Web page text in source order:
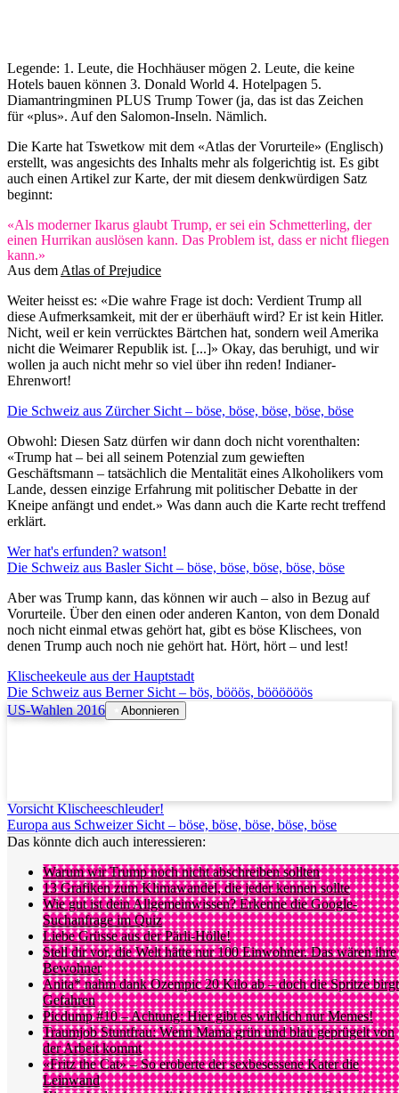
Legende: 1. Leute, die Hochhäuser mögen 2. Leute, die keine
Hotels bauen können 3. Donald World 4. Hotelpagen 5.
Diamantringminen PLUS Trump Tower (ja, das ist das Zeichen
für «plus». Auf den Salomon-Inseln. Nämlich.
Die Karte hat Tswetkow mit dem «Atlas der Vorurteile» (Englisch)
erstellt, was angesichts des Inhalts mehr als folgerichtig ist. Es gibt
auch einen Artikel zur Karte, der mit diesem denkwürdigen Satz
beginnt:
«Als moderner Ikarus glaubt Trump, er sei ein Schmetterling, der
einen Hurrikan auslösen kann. Das Problem ist, dass er nicht fliegen
kann.»
Aus dem Atlas of Prejudice
Weiter heisst es: «Die wahre Frage ist doch: Verdient Trump all
diese Aufmerksamkeit, mit der er überhäuft wird? Er ist kein Hitler.
Nicht, weil er kein verrücktes Bärtchen hat, sondern weil Amerika
nicht die Weimarer Republik ist. [...]» Okay, das beruhigt, und wir
wollen ja auch nicht mehr so viel über ihn reden! Indianer-
Ehrenwort!
Die Schweiz aus Zürcher Sicht – böse, böse, böse, böse, böse
Obwohl: Diesen Satz dürfen wir dann doch nicht vorenthalten:
«Trump hat – bei all seinem Potenzial zum gewieften
Geschäftsmann – tatsächlich die Mentalität eines Alkoholikers vom
Lande, dessen einzige Erfahrung mit politischer Debatte in der
Kneipe anfängt und endet.» Was dann auch die Karte recht treffend
erklärt.
Wer hat's erfunden? watson!
Die Schweiz aus Basler Sicht – böse, böse, böse, böse, böse
Aber was Trump kann, das können wir auch – also in Bezug auf
Vorurteile. Über den einen oder anderen Kanton, von dem Donald
noch nicht einmal etwas gehört hat, gibt es böse Klischees, von
denen Trump auch noch nie gehört hat. Hört, hört – und lest!
Klischeekeule aus der Hauptstadt
Die Schweiz aus Berner Sicht – bös, bööös, böööööös
US-Wahlen 2016
Abonnieren
Vorsicht Klischeeschleuder!
Europa aus Schweizer Sicht – böse, böse, böse, böse, böse
Das könnte dich auch interessieren:
Warum wir Trump noch nicht abschreiben sollten
13 Grafiken zum Klimawandel, die jeder kennen sollte
Wie gut ist dein Allgemeinwissen? Erkenne die Google-
Suchanfrage im Quiz
Liebe Grüsse aus der Pärli-Hölle!
Stell dir vor, die Welt hätte nur 100 Einwohner. Das wären ihre
Bewohner
Anita* nahm dank Ozempic 20 Kilo ab – doch die Spritze birgt
Gefahren
Picdump #10 – Achtung: Hier gibt es wirklich nur Memes!
Traumjob Stuntfrau: Wenn Mama grün und blau geprügelt von
der Arbeit kommt
«Fritz the Cat» – So eroberte der sexbesessene Kater die
Leinwand